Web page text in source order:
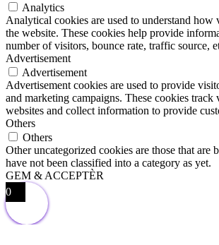
Analytics
Analytical cookies are used to understand how
the website. These cookies help provide
number of visitors, bounce rate, traffic source,
Advertisement
Advertisement
Advertisement cookies are used to provide
and marketing campaigns. These cookies track
websites and collect information to provide
Others
Others
Other uncategorized cookies are those that are
have not been classified into a category as yet.
GEM & ACCEPTÈR
0